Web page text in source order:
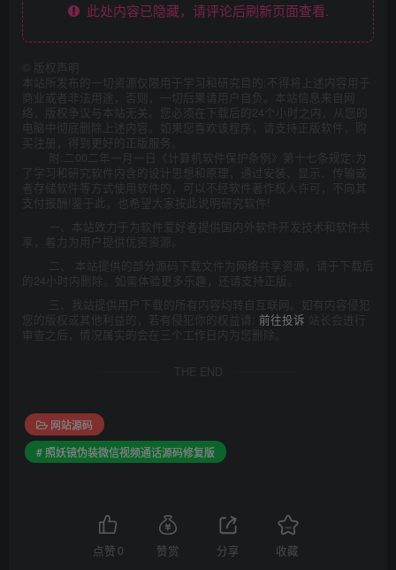
此处内容已隐藏，请评论后刷新页面查看.
版权声明
本站所发布的一切资源仅限用于学习和研究目的;不得将上述内容用于
商业或者非法用途，否则，一切后果请用户自负。本站信息来自网
络，版权争议与本站无关。您必须在下载后的24个小时之内，从您的
电脑中彻底删除上述内容。如果您喜欢该程序，请支持正版软件，购
买注册，得到更好的正版服务。
附:二00二年一月一日《计算机软件保护条例》第十七条规定:为
了学习和研究软件内含的设计思想和原理，通过安装、显示、传输或
者存储软件等方式使用软件的，可以不经软件著作权人许可，不向其
支付报酬!鉴于此，也希望大家按此说明研究软件!
一、本站致力于为软件爱好者提供国内外软件开发技术和软件共
享，着力为用户提供优资资源。
二、 本站提供的部分源码下载文件为网络共享资源，请于下载后
的24小时内删除。如需体验更多乐趣，还请支持正版。
三、我站提供用户下载的所有内容均转自互联网。如有内容侵犯
您的版权或其他利益的，若有侵犯你的权益请: 前往投诉 站长会进行
审查之后，情况属实的会在三个工作日内为您删除。
THE END
网站源码
# 照妖镜伪装微信视频通话源码修复版
点赞 0 赞赏 分享 收藏